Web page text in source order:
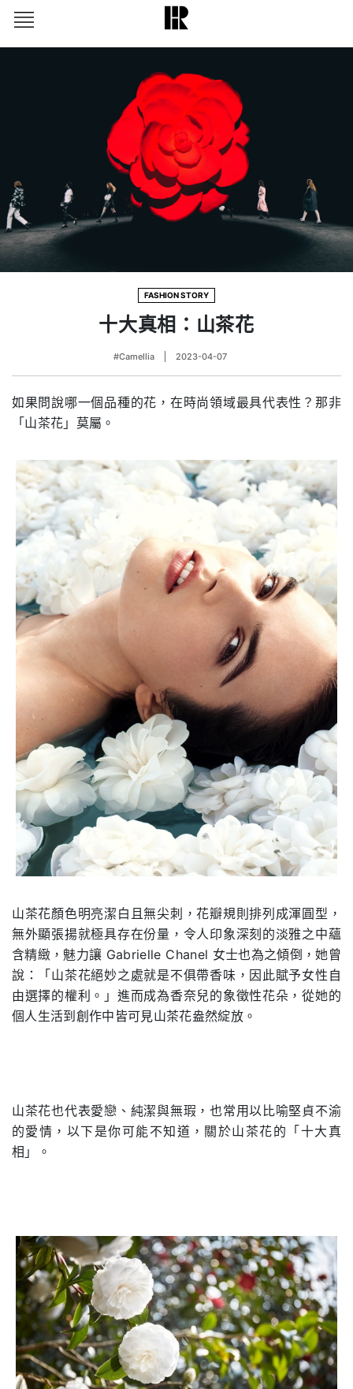
FASHION STORY
十大真相：山茶花
#Camellia 2023-04-07
如果問說哪一個品種的花，在時尚領域最具代表性？那非
「山茶花」莫屬。
山茶花顏色明亮潔白且無尖刺，花瓣規則排列成渾圓型，
無外顯張揚就極具存在份量，令人印象深刻的淡雅之中蘊
含精緻，魅力讓 Gabrielle Chanel 女士也為之傾倒，她曾
說：「山茶花絕妙之處就是不俱帶香味，因此賦予女性自
由選擇的權利。」進而成為香奈兒的象徵性花朵，從她的
個人生活到創作中皆可見山茶花盎然綻放。
山茶花也代表愛戀、純潔與無瑕，也常用以比喻堅貞不渝
的愛情，以下是你可能不知道，關於山茶花的「十大真
相」。